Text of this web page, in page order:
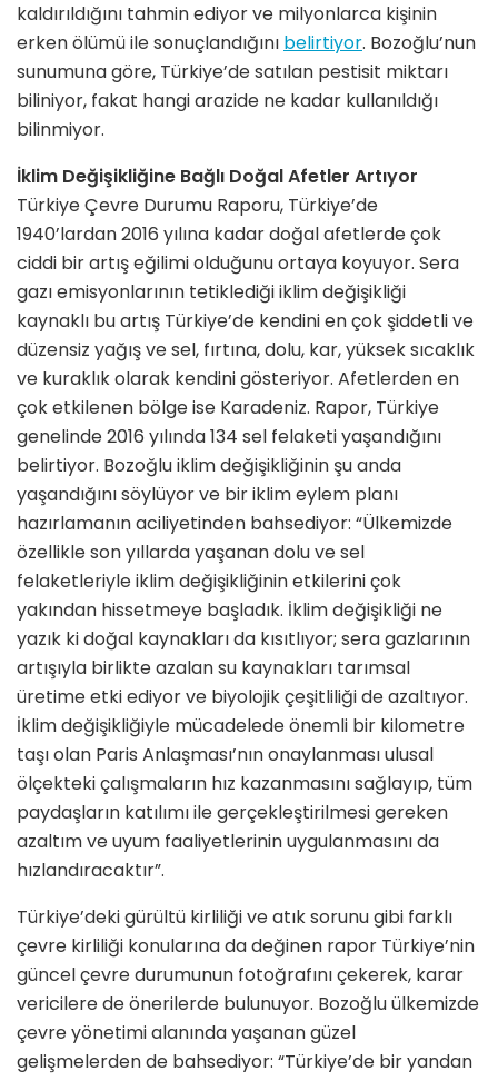
kaldırıldığını tahmin ediyor ve milyonlarca kişinin
erken ölümü ile sonuçlandığını belirtiyor. Bozoğlu’nun
sunumuna göre, Türkiye’de satılan pestisit miktarı
biliniyor, fakat hangi arazide ne kadar kullanıldığı
bilinmiyor.
İklim Değişikliğine Bağlı Doğal Afetler Artıyor
Türkiye Çevre Durumu Raporu, Türkiye’de
1940’lardan 2016 yılına kadar doğal afetlerde çok
ciddi bir artış eğilimi olduğunu ortaya koyuyor. Sera
gazı emisyonlarının tetiklediği iklim değişikliği
kaynaklı bu artış Türkiye’de kendini en çok şiddetli ve
düzensiz yağış ve sel, fırtına, dolu, kar, yüksek sıcaklık
ve kuraklık olarak kendini gösteriyor. Afetlerden en
çok etkilenen bölge ise Karadeniz. Rapor, Türkiye
genelinde 2016 yılında 134 sel felaketi yaşandığını
belirtiyor. Bozoğlu iklim değişikliğinin şu anda
yaşandığını söylüyor ve bir iklim eylem planı
hazırlamanın aciliyetinden bahsediyor: “Ülkemizde
özellikle son yıllarda yaşanan dolu ve sel
felaketleriyle iklim değişikliğinin etkilerini çok
yakından hissetmeye başladık. İklim değişikliği ne
yazık ki doğal kaynakları da kısıtlıyor; sera gazlarının
artışıyla birlikte azalan su kaynakları tarımsal
üretime etki ediyor ve biyolojik çeşitliliği de azaltıyor.
İklim değişikliğiyle mücadelede önemli bir kilometre
taşı olan Paris Anlaşması’nın onaylanması ulusal
ölçekteki çalışmaların hız kazanmasını sağlayıp, tüm
paydaşların katılımı ile gerçekleştirilmesi gereken
azaltım ve uyum faaliyetlerinin uygulanmasını da
hızlandıracaktır”.
Türkiye’deki gürültü kirliliği ve atık sorunu gibi farklı
çevre kirliliği konularına da değinen rapor Türkiye’nin
güncel çevre durumunun fotoğrafını çekerek, karar
vericilere de önerilerde bulunuyor. Bozoğlu ülkemizde
çevre yönetimi alanında yaşanan güzel
gelişmelerden de bahsediyor: “Türkiye’de bir yandan